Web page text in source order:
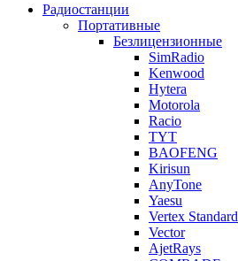
Радиостанции
Портативные
Безлицензионные
SimRadio
Kenwood
Hytera
Motorola
Racio
TYT
BAOFENG
Kirisun
AnyTone
Yaesu
Vertex Standard
Vector
AjetRays